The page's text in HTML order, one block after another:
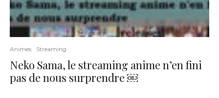
Animes Streaming
Neko Sama, le streaming anime n’en fini
pas de nous surprendre ￼